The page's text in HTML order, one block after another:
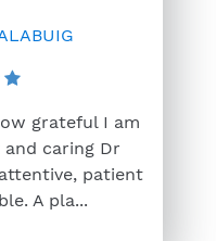
grateful I am
caring Dr
patient
A pla...